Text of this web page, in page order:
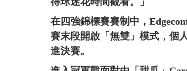
在四強錦標賽賽制中，
賽末段開啟「無雙」模式，個
進決賽。